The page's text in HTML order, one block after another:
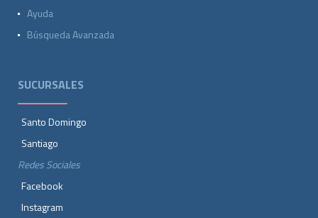
Ayuda
Búsqueda Avanzada
SUCURSALES
Santo Domingo
Santiago
Redes Sociales
Facebook
Instagram